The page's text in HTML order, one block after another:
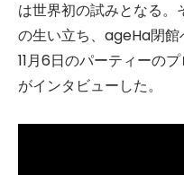
は世界初の試みとなる
の生い立ち、ageHa閉館
11月6日のパーティーの
がインタビューした。